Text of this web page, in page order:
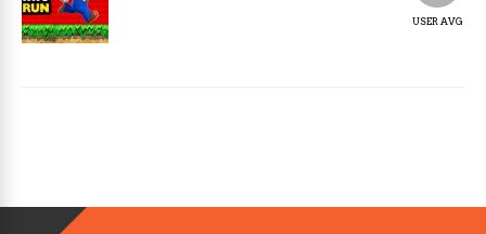
USER AVG